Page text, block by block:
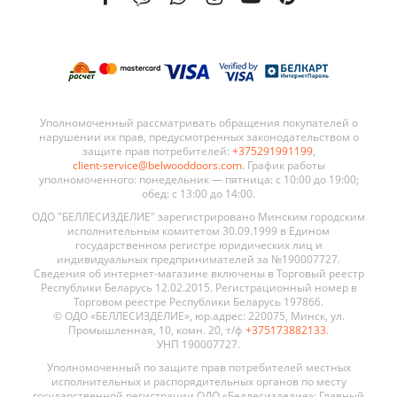
Уполномоченный рассматривать обращения покупателей о
нарушении их прав, предусмотренных законодательством о
защите прав потребителей: +375291991199,
client-service@belwooddoors.com. График работы
уполномоченного: понедельник — пятница: с 10:00 до 19:00;
обед: с 13:00 до 14:00.
ОДО "БЕЛЛЕСИЗДЕЛИЕ" зарегистрировано Минским городским
исполнительным комитетом 30.09.1999 в Едином
государственном регистре юридических лиц и
индивидуальных предпринимателей за №190007727.
Сведения об интернет-магазине включены в Торговый реестр
Республики Беларусь 12.02.2015. Регистрационный номер в
Торговом реестре Республики Беларусь 197866.
© ОДО «БЕЛЛЕСИЗДЕЛИЕ», юр.адрес: 220075, Минск, ул.
Промышленная, 10, комн. 20, т/ф +375173882133.
УНП 190007727.
Уполномоченный по защите прав потребителей местных
исполнительных и распорядительных органов по месту